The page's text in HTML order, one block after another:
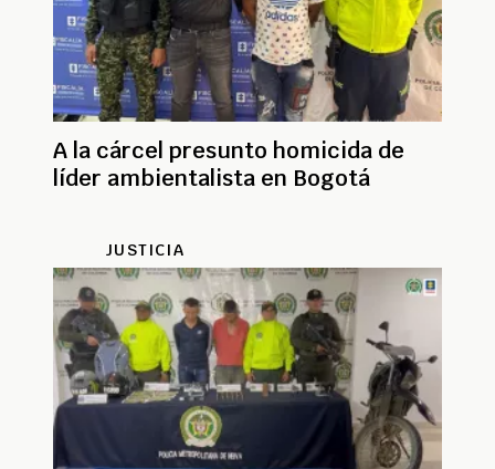
A la cárcel presunto homicida de
líder ambientalista en Bogotá
JUSTICIA